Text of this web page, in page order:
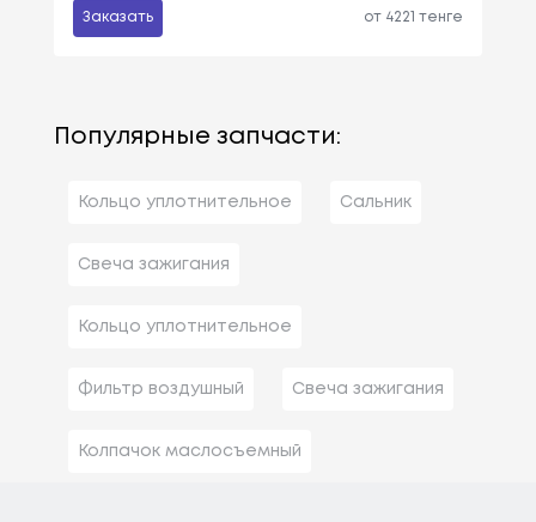
Заказать от 4221 тенге
Популярные запчасти:
Кольцо уплотнительное Сальник
Свеча зажигания
Кольцо уплотнительное
Фильтр воздушный Свеча зажигания
Колпачок маслосъемный